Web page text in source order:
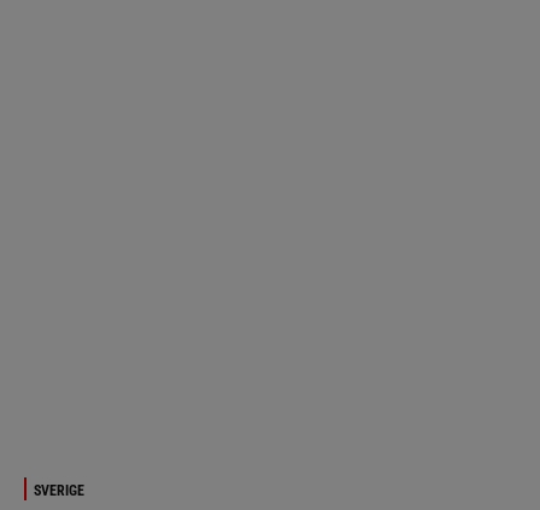
SVERIGE